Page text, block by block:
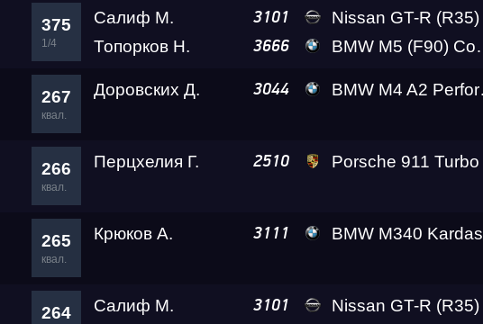
375
1/4
Салиф М. 3101 Nissan GT-R (R35) Real Performance R1000+
Топорков Н.
3666 BMW M5 (F90) Competition OFFWARE
267
квал.
Доровских Д. 3044 BMW M4 A2 Performance
266
квал.
Перцхелия Г. 2510 Porsche 911 Turbo Gosha Turbo Tech
265
квал.
Крюков А. 3111 BMW M340 Kardashian Real Performance
264 Салиф М. 3101 Nissan GT-R (R35) Real Performance R1000+